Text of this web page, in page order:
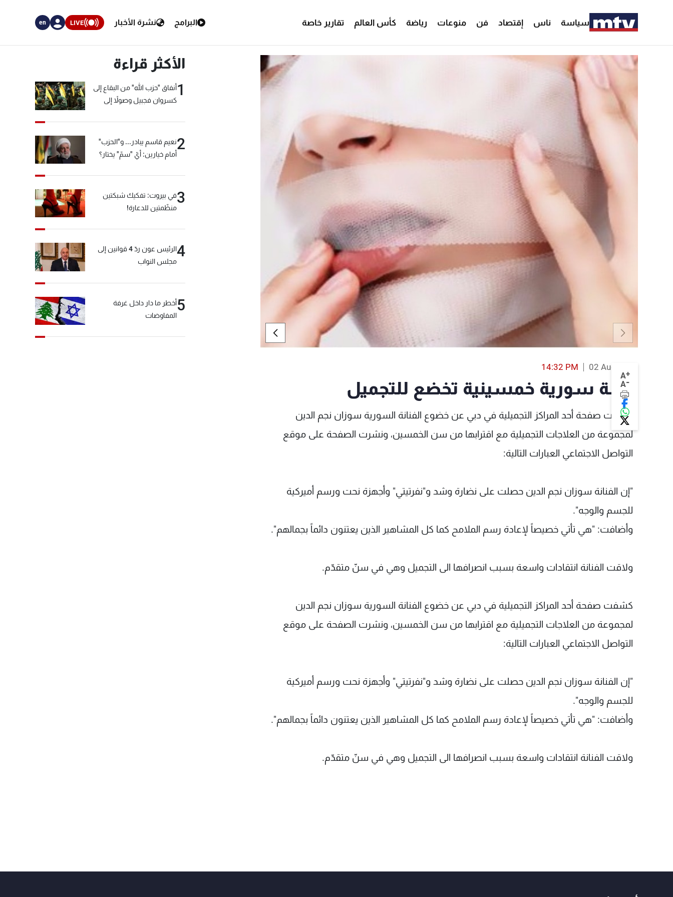
سياسة ناس إقتصاد فن منوعات رياضة كأس العالم تقارير خاصة البرامج نشرة الأخبار LIVE
en
A+
A-
02 Aug 2017
14:32 PM
فنانة سورية خمسينية تخضع للتجميل
كشفت صفحة أحد المراكز التجميلية في دبي عن خضوع الفنانة السورية سوزان نجم الدين
لمجموعة من العلاجات التجميلية مع اقترابها من سن الخمسين، ونشرت الصفحة على موقع
التواصل الاجتماعي العبارات التالية:
"إن الفنانة سوزان نجم الدين حصلت على نضارة وشد و"نفرتيتي" وأجهزة نحت ورسم أميركية
للجسم والوجه".
وأضافت: "هي تأتي خصيصاً لإعادة رسم الملامح كما كل المشاهير الذين يعتنون دائماً بجمالهم".
ولاقت الفنانة انتقادات واسعة بسبب انصرافها الى التجميل وهي في سنّ متقدّم.
كشفت صفحة أحد المراكز التجميلية في دبي عن خضوع الفنانة السورية سوزان نجم الدين
لمجموعة من العلاجات التجميلية مع اقترابها من سن الخمسين، ونشرت الصفحة على موقع
التواصل الاجتماعي العبارات التالية:
"إن الفنانة سوزان نجم الدين حصلت على نضارة وشد و"نفرتيتي" وأجهزة نحت ورسم أميركية
للجسم والوجه".
وأضافت: "هي تأتي خصيصاً لإعادة رسم الملامح كما كل المشاهير الذين يعتنون دائماً بجمالهم".
ولاقت الفنانة انتقادات واسعة بسبب انصرافها الى التجميل وهي في سنّ متقدّم.
الأكثر قراءة
1أنفاق "حزب الله" من البقاع إلى
كسروان فجبيل وصولاً إلى
2نعيم قاسم يبادر... و"الحزب"
أمام خيارين: أيّ "سمّ" يختار؟
3في بيروت: تفكيك شبكتين
منظّمتين للدعارة!
4
الرئيس عون ردّ 4 قوانين إلى
مجلس النواب
5أخطر ما دار داخل غرفة
المفاوضات